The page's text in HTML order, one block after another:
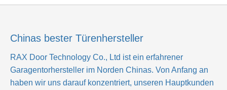
Chinas bester Türenhersteller
RAX Door Technology Co., Ltd ist ein erfahrener
Garagentorhersteller im Norden Chinas. Von Anfang an
haben wir uns darauf konzentriert, unseren Hauptkunden